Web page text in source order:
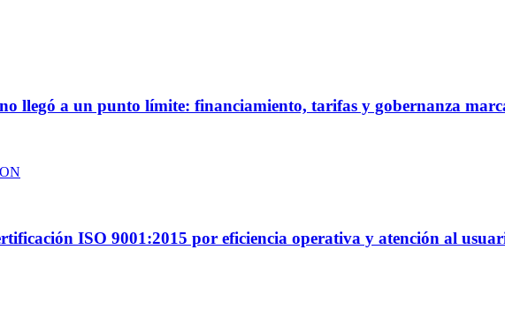
llegó a un punto límite: financiamiento, tarifas y gobernanza
ISO 9001:2015 por eficiencia operativa y atención al